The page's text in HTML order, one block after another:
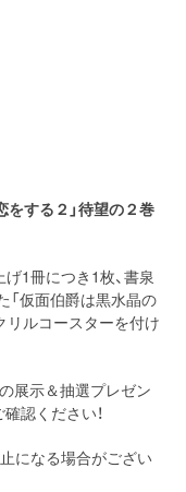
する２」待望の２巻
1冊につき1枚、書泉
「仮面伯爵は黒水晶の
リルコースターを付け
展示＆抽選プレゼン
認ください！
になる場合がござい